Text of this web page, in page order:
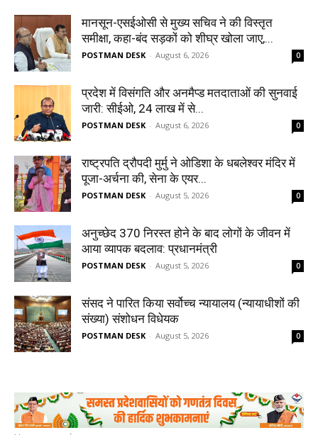
मानसून-एसईओसी से मुख्य सचिव ने की विस्तृत
समीक्षा, कहा-बंद सड़कों को शीघ्र खोला जाए,...
POSTMAN DESK - August 6, 2026 0
प्रदेश में विसंगति और अनमैप्ड मतदाताओं की सुनवाई
जारी: सीईओ, 24 लाख में से...
POSTMAN DESK - August 6, 2026 0
राष्ट्रपति द्रौपदी मुर्मु ने ओडिशा के धबलेश्वर मंदिर में
पूजा-अर्चना की, सेना के एयर...
POSTMAN DESK - August 5, 2026 0
अनुच्छेद 370 निरस्त होने के बाद लोगों के जीवन में
आया व्यापक बदलाव: प्रधानमंत्री
POSTMAN DESK - August 5, 2026 0
संसद ने पारित किया सर्वोच्च न्यायालय (न्यायाधीशों की
संख्या) संशोधन विधेयक
POSTMAN DESK - August 5, 2026 0